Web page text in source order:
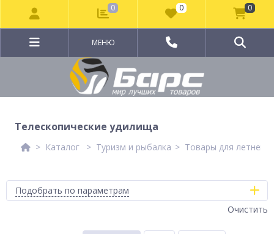
МЕНЮ
Телескопические удилища
Каталог Туризм и рыбалка Товары для летней
Подобрать по параметрам
Очистить
0 0 0